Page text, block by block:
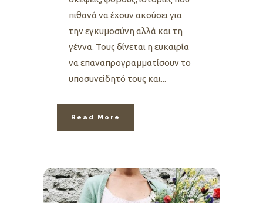
πιθανά να έχουν ακούσει για
την εγκυμοσύνη αλλά και τη
γέννα. Τους δίνεται η ευκαιρία
να επαναπρογραμματίσουν το
υποσυνείδητό τους και...
Read More